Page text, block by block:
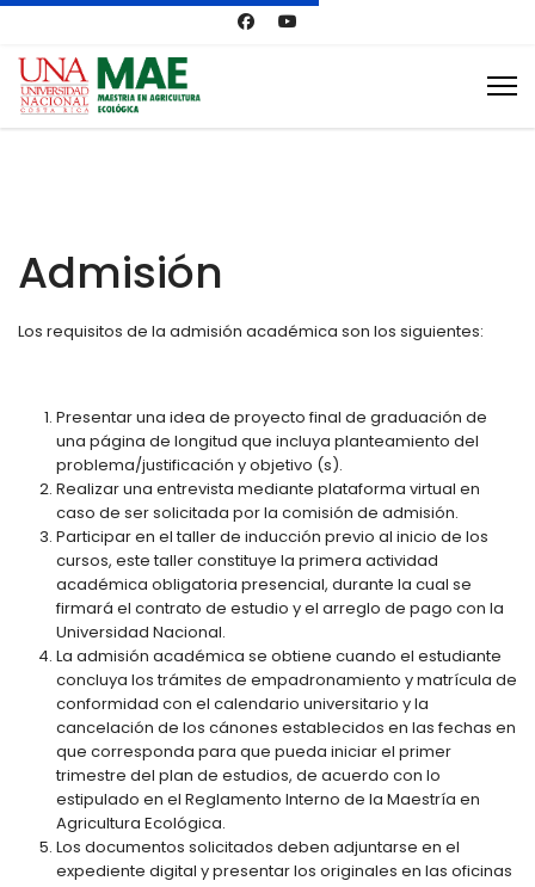
Admisión
Los requisitos de la admisión académica son los siguientes:
Presentar una idea de proyecto final de graduación de
una página de longitud que incluya planteamiento del
problema/justificación y objetivo (s).
Realizar una entrevista mediante plataforma virtual en
caso de ser solicitada por la comisión de admisión.
Participar en el taller de inducción previo al inicio de los
cursos, este taller constituye la primera actividad
académica obligatoria presencial, durante la cual se
firmará el contrato de estudio y el arreglo de pago con la
Universidad Nacional.
La admisión académica se obtiene cuando el estudiante
concluya los trámites de empadronamiento y matrícula de
conformidad con el calendario universitario y la
cancelación de los cánones establecidos en las fechas en
que corresponda para que pueda iniciar el primer
trimestre del plan de estudios, de acuerdo con lo
estipulado en el Reglamento Interno de la Maestría en
Agricultura Ecológica.
Los documentos solicitados deben adjuntarse en el
expediente digital y presentar los originales en las oficinas